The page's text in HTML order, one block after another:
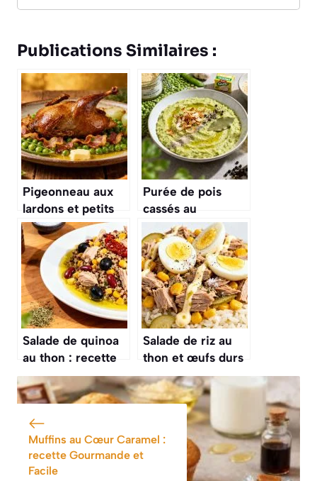
Publications Similaires :
Pigeonneau aux
lardons et petits
pois : recette
savoureuse
Purée de pois
cassés au
Thermomix :
recette facile et
rapide
Salade de quinoa
au thon : recette
facile et
savoureuse
Salade de riz au
thon et œufs durs
: recette facile et
savoureuse
Muffins au Cœur Caramel :
recette Gourmande et
Facile